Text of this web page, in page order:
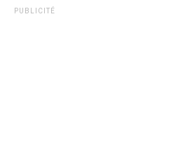
PUBLICITÉ